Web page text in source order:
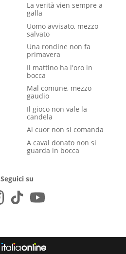
La verità vien sempre a
galla
Uomo avvisato, mezzo
salvato
Una rondine non fa
primavera
Il mattino ha l'oro in
bocca
Mal comune, mezzo
gaudio
Il gioco non vale la
candela
Al cuor non si comanda
A caval donato non si
guarda in bocca
Seguici su